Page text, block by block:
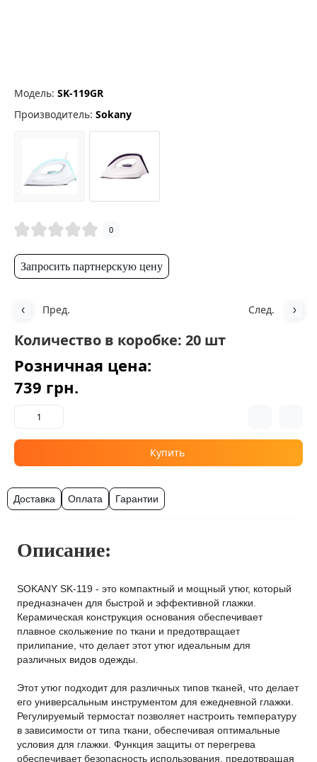
Модель: SK-119GR
Производитель: Sokany
0
Запросить партнерскую цену
Пред. След.
Количество в коробке: 20 шт
Розничная цена:
739 грн.
Купить
Доставка Оплата Гарантии
Описание:
SOKANY SK-119 - это компактный и мощный утюг, который
предназначен для быстрой и эффективной глажки.
Керамическая конструкция основания обеспечивает
плавное скольжение по ткани и предотвращает
прилипание, что делает этот утюг идеальным для
различных видов одежды.
Этот утюг подходит для различных типов тканей, что делает
его универсальным инструментом для ежедневной глажки.
Регулируемый термостат позволяет настроить температуру
в зависимости от типа ткани, обеспечивая оптимальные
условия для глажки. Функция защиты от перегрева
обеспечивает безопасность использования, предотвращая